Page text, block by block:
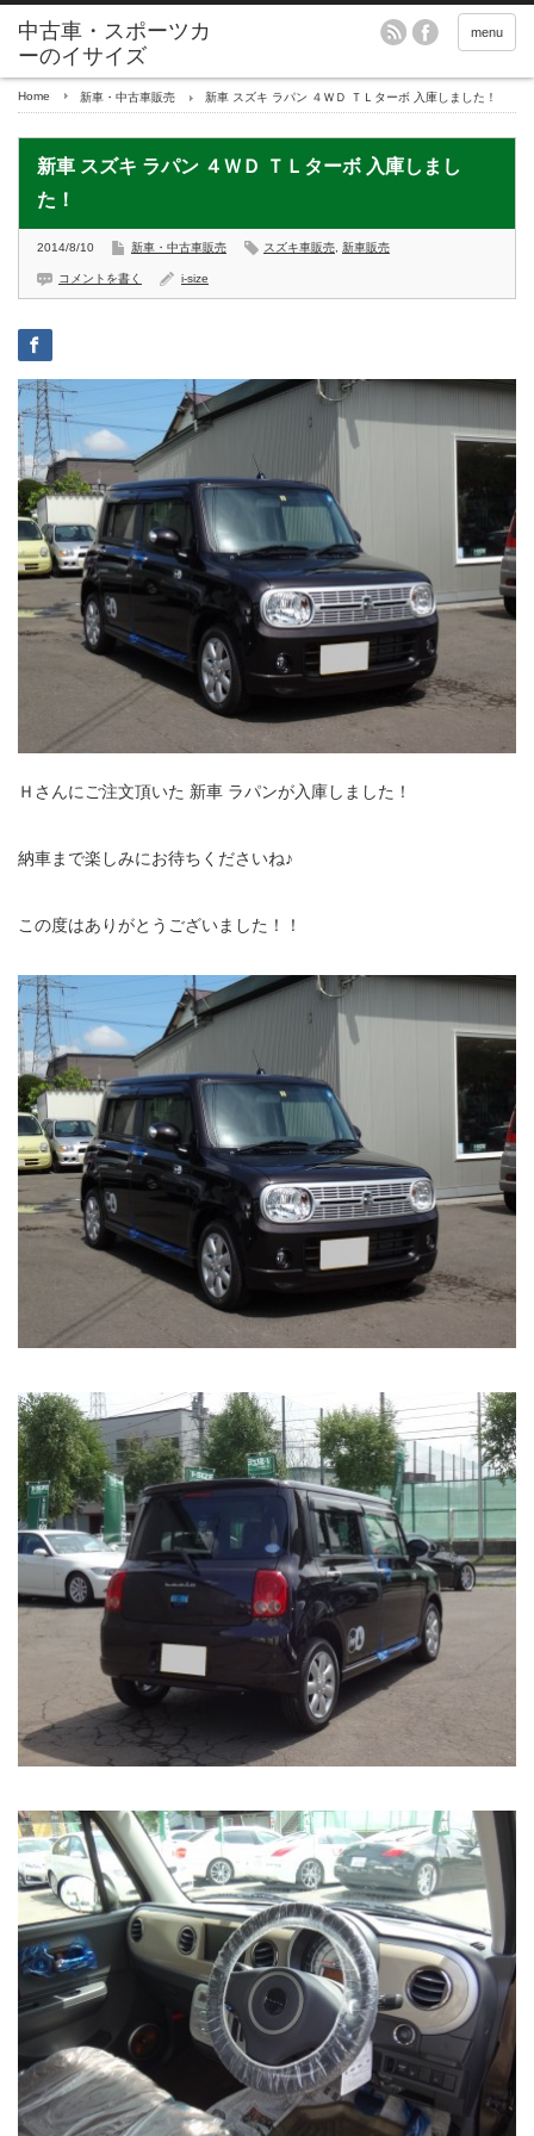
menu
Home 新車・中古車販売 新車 スズキ ラパン ４ＷＤ ＴＬターボ 入庫しました！
新車 スズキ ラパン ４ＷＤ ＴＬターボ 入庫しまし
た！
2014/8/10 新車・中古車販売 スズキ車販売 新車販売
コメントを書く i-size
Ｈさんにご注文頂いた 新車 ラパンが入庫しました！
納車まで楽しみにお待ちくださいね♪
この度はありがとうございました！！